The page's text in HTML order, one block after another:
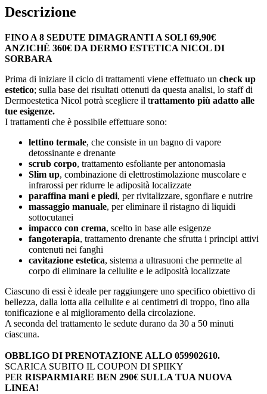
Descrizione
FINO A 8 SEDUTE DIMAGRANTI A SOLI 69,90€
ANZICHÈ 360€ DA DERMO ESTETICA NICOL DI
SORBARA
Prima di iniziare il ciclo di trattamenti viene effettuato un check up
estetico; sulla base dei risultati ottenuti da questa analisi, lo staff di
Dermoestetica Nicol potrà scegliere il trattamento più adatto alle
tue esigenze.
I trattamenti che è possibile effettuare sono:
lettino termale, che consiste in un bagno di vapore
detossinante e drenante
scrub corpo, trattamento esfoliante per antonomasia
Slim up, combinazione di elettrostimolazione muscolare e
infrarossi per ridurre le adiposità localizzate
paraffina mani e piedi, per rivitalizzare, sgonfiare e nutrire
massaggio manuale, per eliminare il ristagno di liquidi
sottocutanei
impacco con crema, scelto in base alle esigenze
fangoterapia, trattamento drenante che sfrutta i principi attivi
contenuti nei fanghi
cavitazione estetica, sistema a ultrasuoni che permette al
corpo di eliminare la cellulite e le adiposità localizzate
Ciascuno di essi è ideale per raggiungere uno specifico obiettivo di
bellezza, dalla lotta alla cellulite e ai centimetri di troppo, fino alla
tonificazione e al miglioramento della circolazione.
A seconda del trattamento le sedute durano da 30 a 50 minuti
ciascuna.
OBBLIGO DI PRENOTAZIONE ALLO 059902610.
SCARICA SUBITO IL COUPON DI SPIIKY
PER RISPARMIARE BEN 290€ SULLA TUA NUOVA
LINEA!